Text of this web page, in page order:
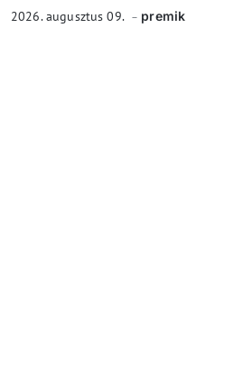
2026. augusztus 09. premik